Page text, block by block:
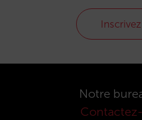
Notre